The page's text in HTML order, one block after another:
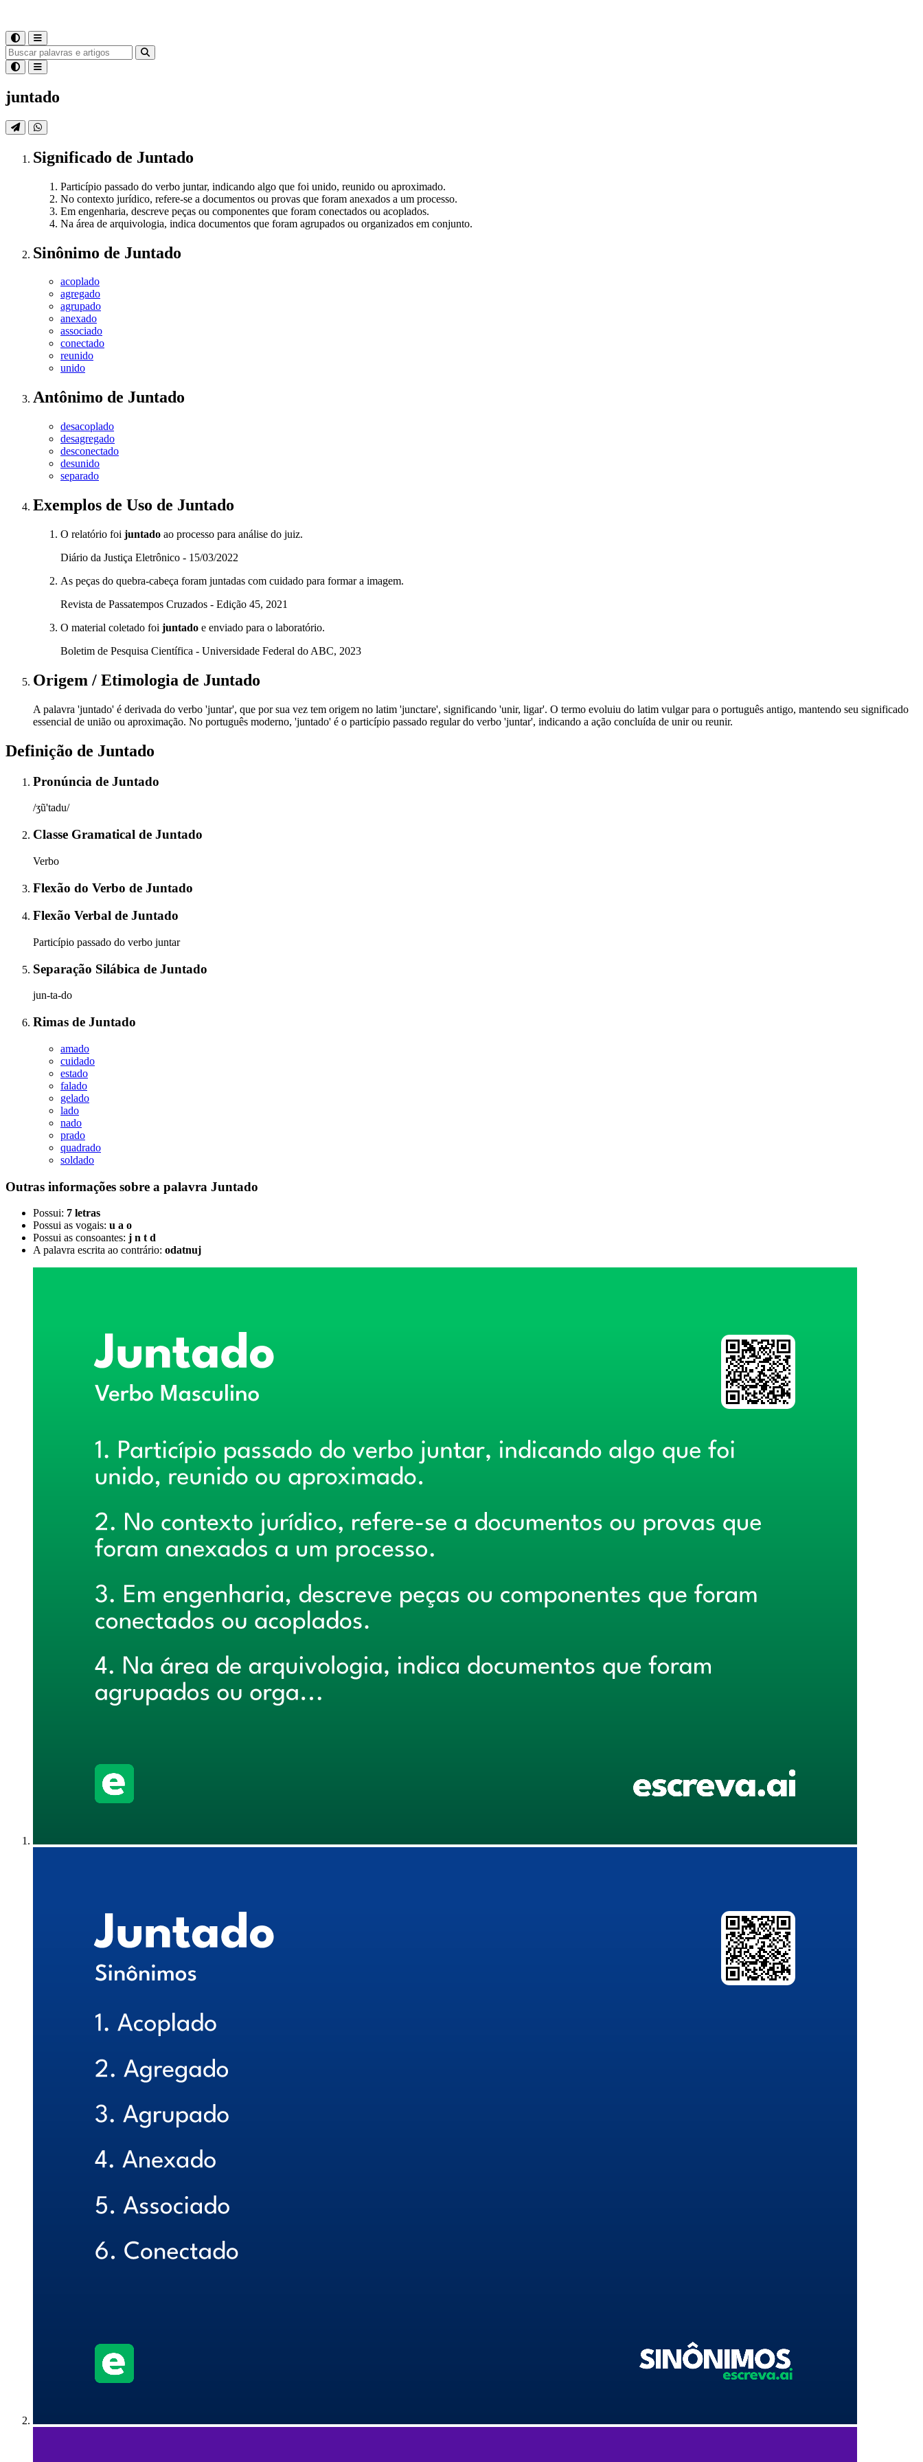
juntado
Significado de Juntado
Particípio passado do verbo juntar, indicando algo que foi unido, reunido ou aproximado.
No contexto jurídico, refere-se a documentos ou provas que foram anexados a um processo.
Em engenharia, descreve peças ou componentes que foram conectados ou acoplados.
Na área de arquivologia, indica documentos que foram agrupados ou organizados em conjunto.
Sinônimo de Juntado
acoplado
agregado
agrupado
anexado
associado
conectado
reunido
unido
Antônimo de Juntado
desacoplado
desagregado
desconectado
desunido
separado
Exemplos de Uso de Juntado
O relatório foi juntado ao processo para análise do juiz.
Diário da Justiça Eletrônico - 15/03/2022
As peças do quebra-cabeça foram juntadas com cuidado para formar a imagem.
Revista de Passatempos Cruzados - Edição 45, 2021
O material coletado foi juntado e enviado para o laboratório.
Boletim de Pesquisa Científica - Universidade Federal do ABC, 2023
Origem / Etimologia de Juntado
A palavra 'juntado' é derivada do verbo 'juntar', que por sua vez tem origem no latim 'junctare', significando 'unir, ligar'. O termo evoluiu do latim vulgar para o português antigo, mantendo seu significado
essencial de união ou aproximação. No português moderno, 'juntado' é o particípio passado regular do verbo 'juntar', indicando a ação concluída de unir ou reunir.
Definição de Juntado
Pronúncia de Juntado
/ʒũ'tadu/
Classe Gramatical de Juntado
Verbo
Flexão do Verbo de Juntado
Flexão Verbal de Juntado
Particípio passado do verbo juntar
Separação Silábica de Juntado
jun-ta-do
Rimas de Juntado
amado
cuidado
estado
falado
gelado
lado
nado
prado
quadrado
soldado
Outras informações sobre a palavra Juntado
Possui: 7 letras
Possui as vogais: u a o
Possui as consoantes: j n t d
A palavra escrita ao contrário: odatnuj